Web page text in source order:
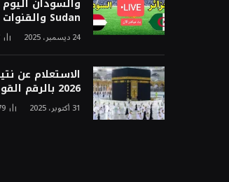
Sudan والقنوات الناقلة
24 ديسمبر، 2025
الاستعلام عن
2026 بالرقم القومي
31 أكتوبر، 2025